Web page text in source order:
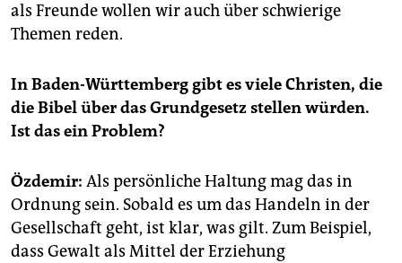
als Freunde wollen wir auch über schwierige
Themen reden.
In Baden-Württemberg gibt es viele Christen, die
die Bibel über das Grundgesetz stellen würden.
Ist das ein Problem?
Özdemir: Als persönliche Haltung mag das in
Ordnung sein. Sobald es um das Handeln in der
Gesellschaft geht, ist klar, was gilt. Zum Beispiel,
dass Gewalt als Mittel der Erziehung